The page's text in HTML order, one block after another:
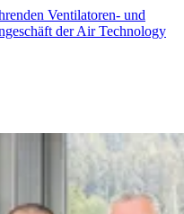
Ventilatoren- und
der Air Technology